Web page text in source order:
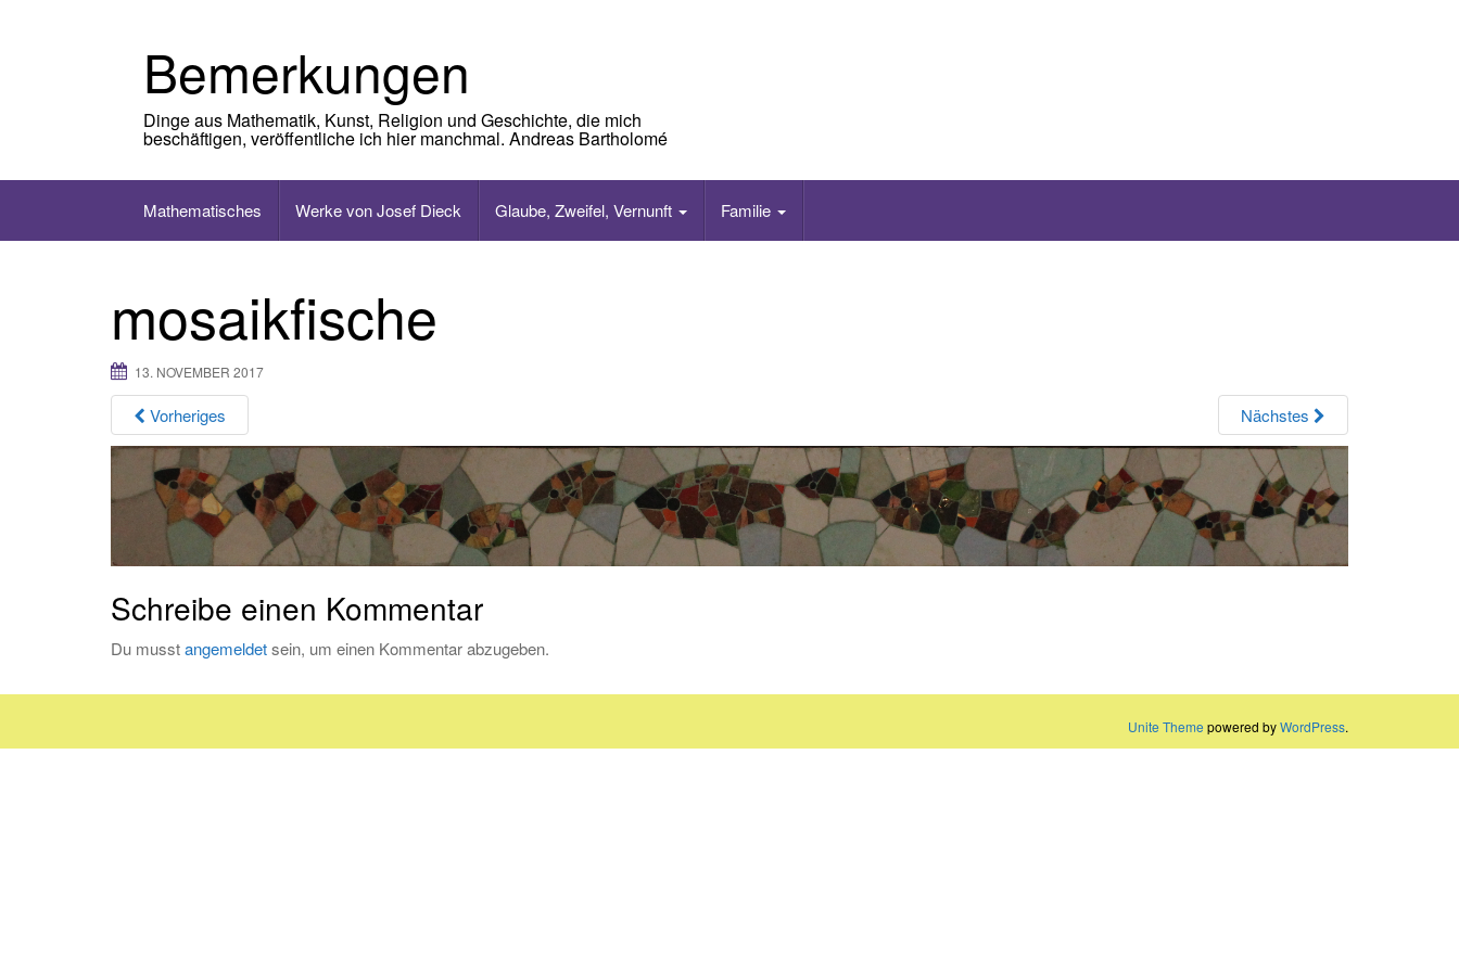
Bemerkungen
Dinge aus Mathematik, Kunst, Religion und Geschichte, die mich
beschäftigen, veröffentliche ich hier manchmal. Andreas Bartholomé
Mathematisches Werke von Josef Dieck Glaube, Zweifel, Vernunft Familie
mosaikfische
13. NOVEMBER 2017
Vorheriges Nächstes
Schreibe einen Kommentar
Du musstangemeldetsein, um einen Kommentar abzugeben.
Unite Theme powered byWordPress.